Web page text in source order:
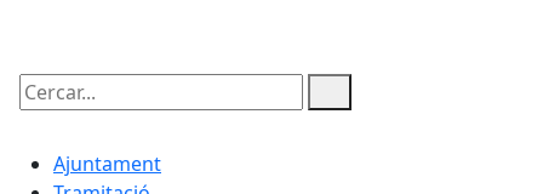
Cercar:
Ajuntament